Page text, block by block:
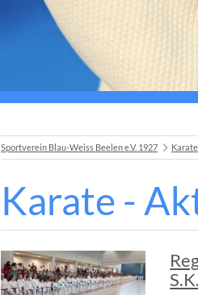
Sportverein Blau-Weiss Beelen e.V. 1927 Karate
Karate -